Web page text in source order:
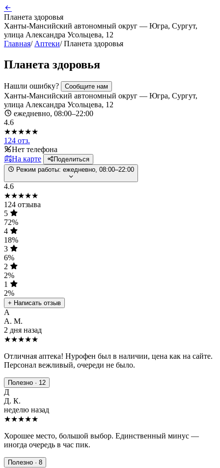
Планета здоровья
Ханты-Мансийский автономный округ — Югра, Сургут,
улица Александра Усольцева, 12
Главная/ Аптеки/ Планета здоровья
Планета здоровья
Нашли ошибку? Сообщите нам
Ханты-Мансийский автономный округ — Югра, Сургут,
улица Александра Усольцева, 12
ежедневно, 08:00–22:00
4.6
★★★★★
124 отз.
Нет телефона
На карте
Поделиться
Режим работы: ежедневно, 08:00–22:00
4.6
★★★★★
124 отзыва
5
72%
4
18%
3
6%
2
2%
1
2%
+ Написать отзыв
А
А. М.
2 дня назад
★★★★★
Отличная аптека! Нурофен был в наличии, цена как на сайте.
Персонал вежливый, очереди не было.
Полезно · 12
Д
Д. К.
неделю назад
★★★★★
Хорошее место, большой выбор. Единственный минус —
иногда очередь в час пик.
Полезно · 8